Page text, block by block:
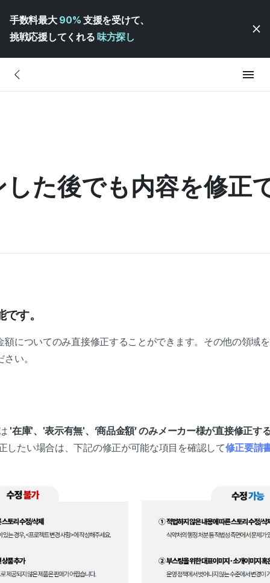
手数料最大 90% 支援を受けて、
挑戦応援してくれる 味方探し
た後でも内容を修正
す。
額についてのみ直接修正することができます。その他の領域
い。
'在庫'、'表示有無'、‘商品金額’ のみメーカー様が直接修正す
したい場合は、下記の修正が可能な項目を確認して修正要請